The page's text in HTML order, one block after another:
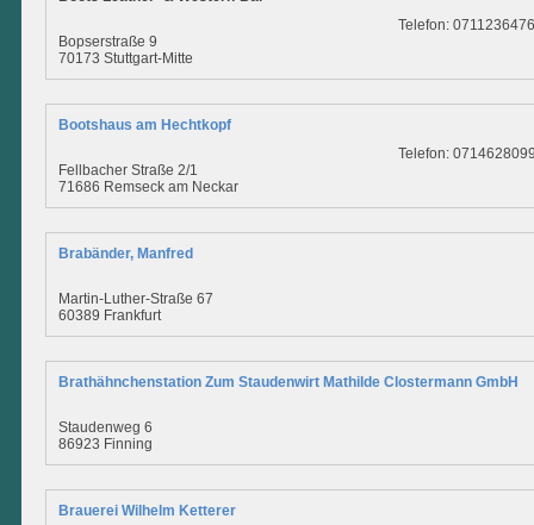
Bopserstraße 9
70173 Stuttgart-Mitte
Telefon:
Bootshaus am Hechtkopf
Fellbacher Straße 2/1
71686 Remseck am Neckar
Telefon:
Brabänder, Manfred
Martin-Luther-Straße 67
60389 Frankfurt
Brathähnchenstation Zum Staudenwirt Mathilde Clostermann GmbH
Staudenweg 6
86923 Finning
Brauerei Wilhelm Ketterer